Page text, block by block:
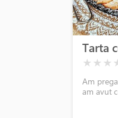
Tarta
( )
★ ( )
★ ( )
★ (
Am
am avut